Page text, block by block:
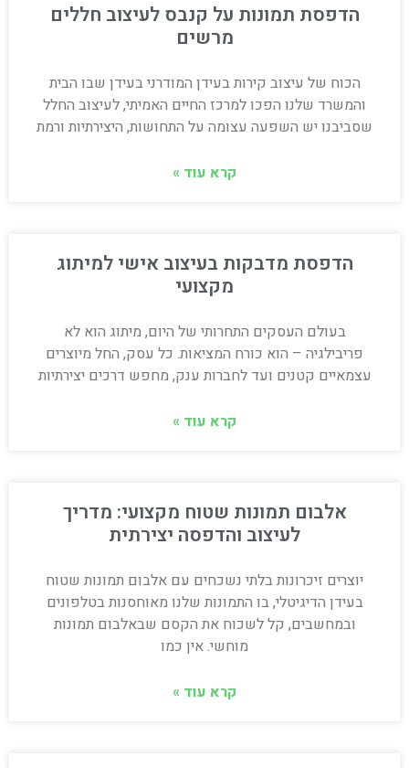
הדפסת תמונות על קנבס לעיצוב חללים
מרשים
הכוח של עיצוב קירות בעידן המודרני בעידן שבו הבית
והמשרד שלנו הפכו למרכז החיים האמיתי, לעיצוב החלל
שסביבנו יש השפעה עצומה על התחושות, היצירתיות ורמת
קרא עוד »
הדפסת מדבקות בעיצוב אישי למיתוג
מקצועי
בעולם העסקים התחרותי של היום, מיתוג הוא לא
פריבילגיה – הוא כורח המציאות. כל עסק, החל מיוצרים
עצמאיים קטנים ועד לחברות ענק, מחפש דרכים יצירתיות
קרא עוד »
אלבום תמונות שטוח מקצועי: מדריך
לעיצוב והדפסה יצירתית
יוצרים זיכרונות בלתי נשכחים עם אלבום תמונות שטוח
בעידן הדיגיטלי, בו התמונות שלנו מאוחסנות בטלפונים
ובמחשבים, קל לשכוח את הקסם שבאלבום תמונות
מוחשי. אין כמו
קרא עוד »